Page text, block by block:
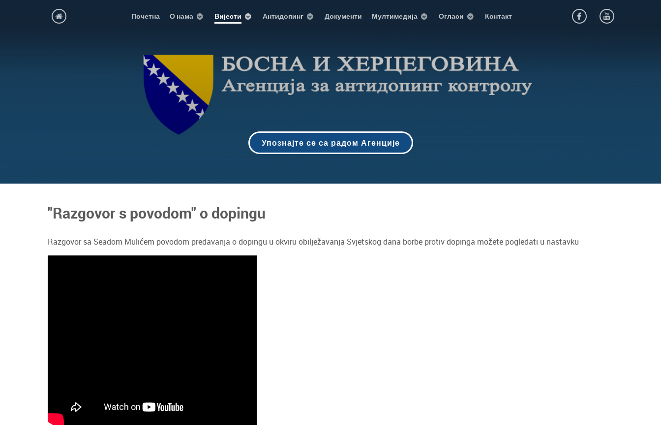
Почетна О нама Вијести Антидопинг Документи Мултимедија Огласи Контакт
Упознајте се са радом Агенције
"Razgovor s povodom" o dopingu
Razgovor sa Seadom Mulićem povodom predavanja o dopingu u okviru obilježavanja Svjetskog dana borbe protiv dopinga možete pogledati u nastavku